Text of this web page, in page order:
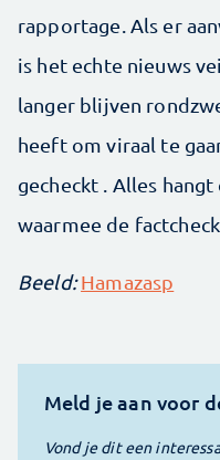
rapportage. Als er
is het echte nieuws
langer blijven
heeft om viraal te
gecheckt . Alles
waarmee de
Beeld:Hamazasp
Meld je aan voor
Vond je dit een